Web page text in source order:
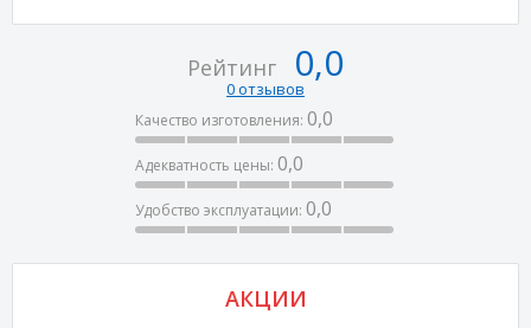
Рейтинг 0,0
0 отзывов
Качество изготовления: 0,0
Адекватность цены: 0,0
Удобство эксплуатации: 0,0
АКЦИИ